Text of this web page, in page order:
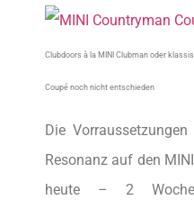
Clubdoors à la MINI Clubman oder
Coupé noch nicht entschieden
Die
Resonanz auf den
heute – 2